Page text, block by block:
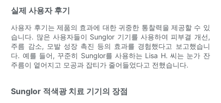
실제 사용자 후기
사용자 후기는 제품의 효과에 대한 귀중한 통찰력을 제공할 수 있
습니다. 많은 사용자들이 Sunglor 기기를 사용하여 피부결 개선,
주름 감소, 모발 성장 촉진 등의 효과를 경험했다고 보고했습니
다. 예를 들어, 꾸준히 Sunglor를 사용하는 Lisa H. 씨는 눈가 잔
주름이 옅어지고 모공과 잡티가 줄어들었다고 전했습니다.
Sunglor 적색광 치료 기기의 장점